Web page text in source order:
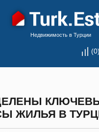
Недвижимость в Турции
(0)
ЖИЛЬЯ В